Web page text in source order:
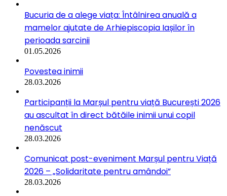
Bucuria de a alege viața: Întâlnirea anuală a
mamelor ajutate de Arhiepiscopia Iașilor în
perioada sarcinii
01.05.2026
Povestea inimii
28.03.2026
Participanții la Marșul pentru viață București 2026
au ascultat în direct bătăile inimii unui copil
nenăscut
28.03.2026
Comunicat post-eveniment Marșul pentru Viață
2026 – „Solidaritate pentru amândoi”
28.03.2026